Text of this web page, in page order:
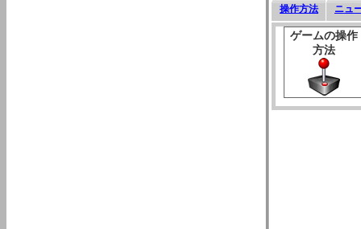
操作方法 ニュ
ゲームの操作
方法